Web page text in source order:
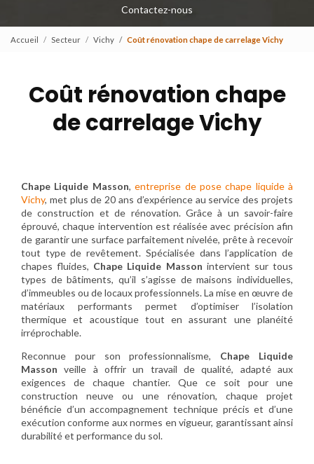
Contactez-nous
Accueil Secteur Vichy Coût rénovation chape de carrelage Vichy
Coût rénovation chape
de carrelage Vichy
Chape Liquide Masson,entreprise de pose chape liquide à
Vichy, met plus de 20 ans d’expérience au service des projets
de construction et de rénovation. Grâce à un savoir-faire
éprouvé, chaque intervention est réalisée avec précision afin
de garantir une surface parfaitement nivelée, prête à recevoir
tout type de revêtement. Spécialisée dans l’application de
chapes fluides, Chape Liquide Masson intervient sur tous
types de bâtiments, qu’il s’agisse de maisons individuelles,
d’immeubles ou de locaux professionnels. La mise en œuvre de
matériaux performants permet d’optimiser l’isolation
thermique et acoustique tout en assurant une planéité
irréprochable.
Reconnue pour son professionnalisme, Chape Liquide
Masson veille à offrir un travail de qualité, adapté aux
exigences de chaque chantier. Que ce soit pour une
construction neuve ou une rénovation, chaque projet
bénéficie d’un accompagnement technique précis et d’une
exécution conforme aux normes en vigueur, garantissant ainsi
durabilité et performance du sol.